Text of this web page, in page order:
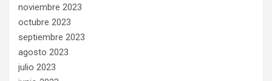
noviembre 2023
octubre 2023
septiembre 2023
agosto 2023
julio 2023